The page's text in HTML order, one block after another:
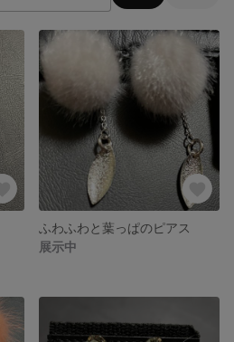
ふわふわと葉っぱのピアス
展示中